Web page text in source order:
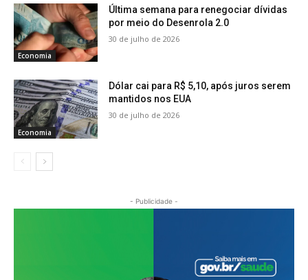
Economia
Última semana para renegociar dívidas
por meio do Desenrola 2.0
30 de julho de 2026
Economia
Dólar cai para R$ 5,10, após juros serem
mantidos nos EUA
30 de julho de 2026
- Publicidade -